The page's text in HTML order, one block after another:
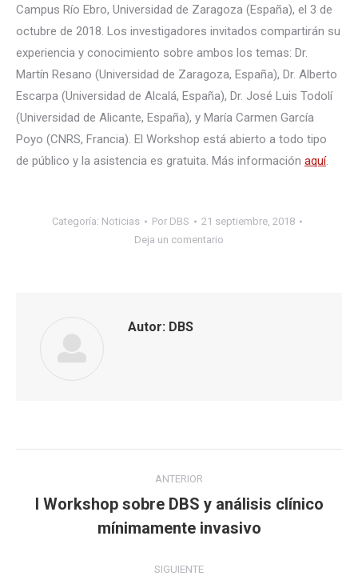
Campus Río Ebro, Universidad de Zaragoza (España), el 3 de
octubre de 2018. Los investigadores invitados compartirán su
experiencia y conocimiento sobre ambos los temas: Dr.
Martín Resano (Universidad de Zaragoza, España), Dr. Alberto
Escarpa (Universidad de Alcalá, España), Dr. José Luis Todolí
(Universidad de Alicante, España), y María Carmen García
Poyo (CNRS, Francia). El Workshop está abierto a todo tipo
de público y la asistencia es gratuita. Más información aquí.
Categoría: Noticias Por DBS
21 septiembre, 2018
Deja un comentario
Autor: DBS
entre
publicaciones
ANTERIOR
Publicación
anterior:
I Workshop sobre DBS y análisis clínico
mínimamente invasivo
SIGUIENTE